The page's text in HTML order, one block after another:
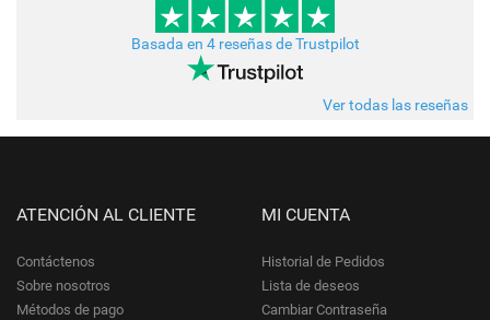
Basada en 4 reseñas de Trustpilot
Ver todas las reseñas
ATENCIÓN AL CLIENTE
Contáctenos
Sobre nosotros
Métodos de pago
MI CUENTA
Historial de Pedidos
Lista de deseos
Cambiar Contraseña